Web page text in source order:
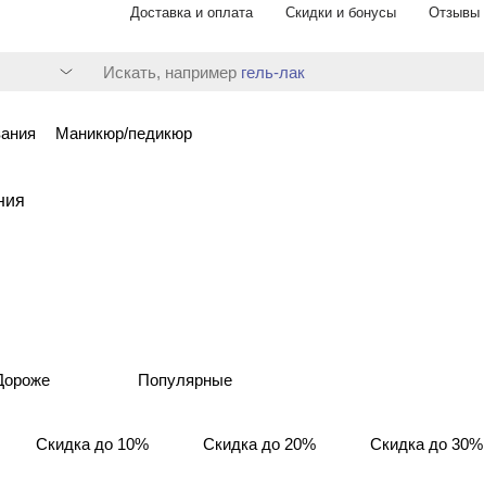
Доставка и оплата Скидки и бонусы Отзывы
Искать, например гель-лак
Маникюр/педикюр
Популярные
Скидка до 10% Скидка до 20% Скидка до 30%